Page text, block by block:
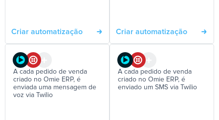
Criar automatização Criar automatização
A cada pedido de venda
criado no Omie ERP, é
enviada uma mensagem de
voz via Twilio
A cada pedido de venda
criado no Omie ERP, é
enviado um SMS via Twilio